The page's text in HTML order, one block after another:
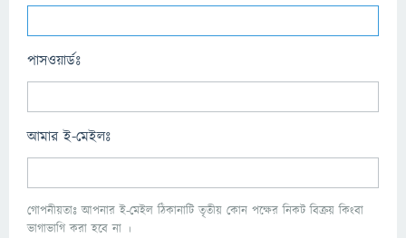
পাসওয়ার্ডঃ
আমার ই-মেইলঃ
গোপনীয়তাঃ আপনার ই-মেইল ঠিকানাটি তৃতীয় কোন পক্ষের নিকট বিক্রয় কিংবা
ভাগাভাগি করা হবে না ।